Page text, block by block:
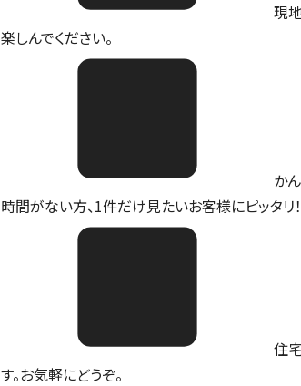
現
楽しんでください。
か
時間がない方、1件だけ見たいお客様にピッタリ
住
す。お気軽にどうぞ。